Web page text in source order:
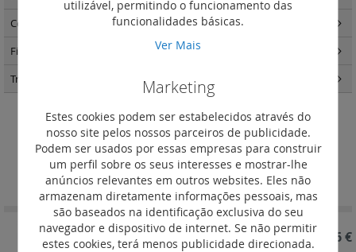
Armários RAL 7035
Ordenar por
Definir
Ordenação
REF. 036287 3 250,86 €
Comando e sinalização(126)
Fichas e tomadas industriais
(164)
Transformadores
utilizável, permitindo o funcionamento das
funcionalidades básicas.
Ver Mais
Marketing
Estes cookies podem ser estabelecidos através do
nosso site pelos nossos parceiros de publicidade.
Podem ser usados por essas empresas para construir
um perfil sobre os seus interesses e mostrar-lhe
anúncios relevantes em outros websites. Eles não
armazenam diretamente informações pessoais, mas
são baseados na identificação exclusiva do seu
navegador e dispositivo de internet. Se não permitir
estes cookies, terá menos publicidade direcionada.